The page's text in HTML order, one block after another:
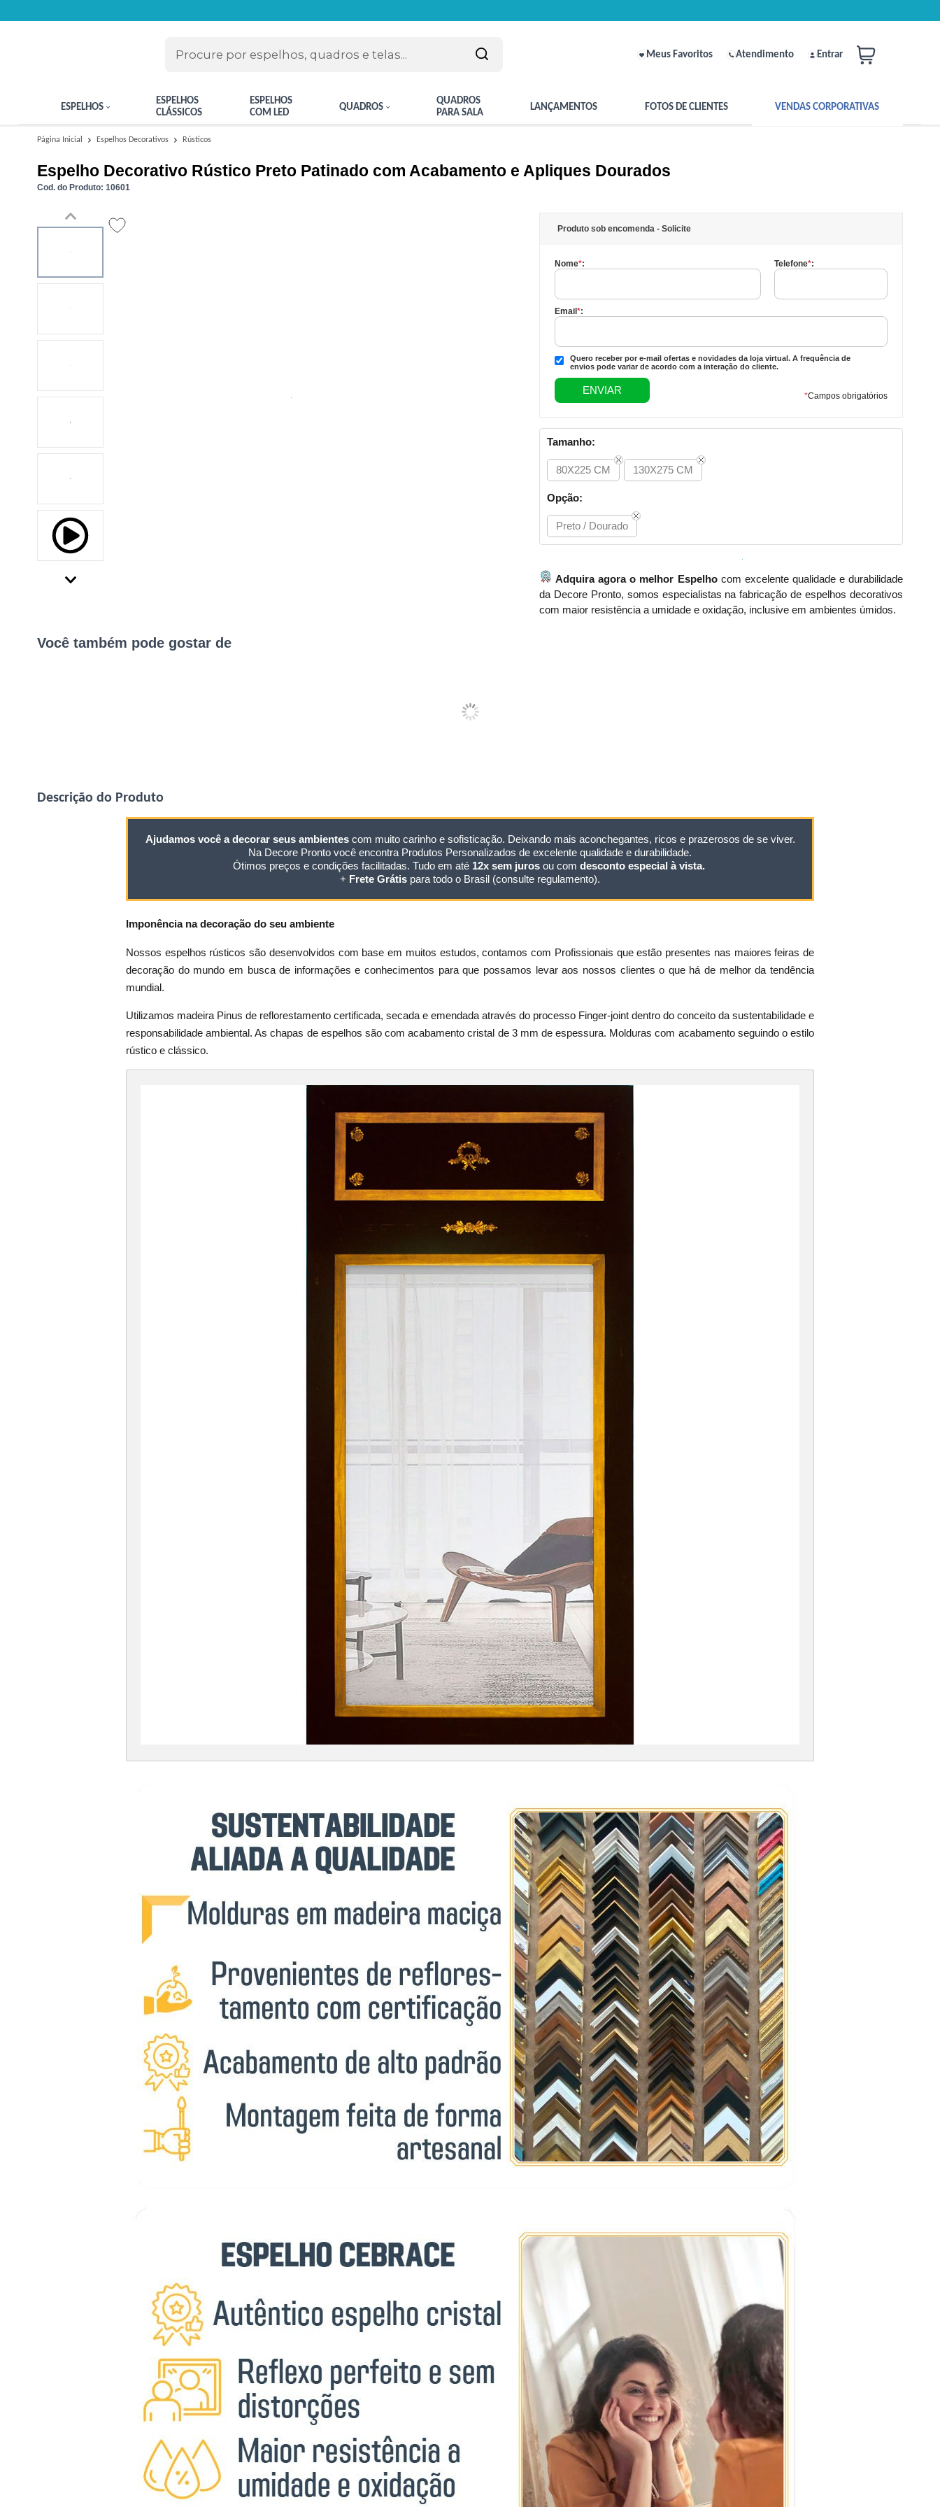
Meus Favoritos Atendimento Entrar
ESPELHOS
ESPELHOS
CLÁSSICOS
ESPELHOS
COM LED
QUADROS
QUADROS
PARA SALA
LANÇAMENTOS FOTOS DE CLIENTES VENDAS CORPORATIVAS
Página Inicial Espelhos Decorativos Rústicos
Espelho Decorativo Rústico Preto Patinado com Acabamento e Apliques Dourados
Cod. do Produto: 10601
Produto sob encomenda - Solicite
Nome*: Telefone*:
Email*:
Quero receber por e-mail ofertas e novidades da loja virtual. A frequência de
envios pode variar de acordo com a interação do cliente.
*Campos obrigatórios
Tamanho:
80X225 CM 130X275 CM
Opção:
Preto / Dourado
Adquira agora o melhor Espelhocom excelente qualidade e durabilidade
da Decore Pronto, somos especialistas na fabricação de espelhos decorativos
com maior resistência a umidade e oxidação, inclusive em ambientes úmidos.
Você também pode gostar de
Descrição do Produto
Ajudamos você a decorar seus ambientescom muito carinho e sofisticação. Deixando mais aconchegantes, ricos e prazerosos de se viver.
Na Decore Pronto você encontra Produtos Personalizados de excelente qualidade e durabilidade.
Ótimos preços e condições facilitadas. Tudo em até 12x sem jurosou com desconto especial à vista.
+ Frete Grátis para todo o Brasil (consulte regulamento).
Imponência na decoração do seu ambiente
Nossos espelhos rústicos são desenvolvidos com base em muitos estudos, contamos com Profissionais que estão presentes nas maiores feiras de
decoração do mundo em busca de informações e conhecimentos para que possamos levar aos nossos clientes o que há de melhor da tendência
mundial.
Utilizamos madeira Pinus de reflorestamento certificada, secada e emendada através do processo Finger-joint dentro do conceito da sustentabilidade e
responsabilidade ambiental. As chapas de espelhos são com acabamento cristal de 3 mm de espessura. Molduras com acabamento seguindo o estilo
rústico e clássico.